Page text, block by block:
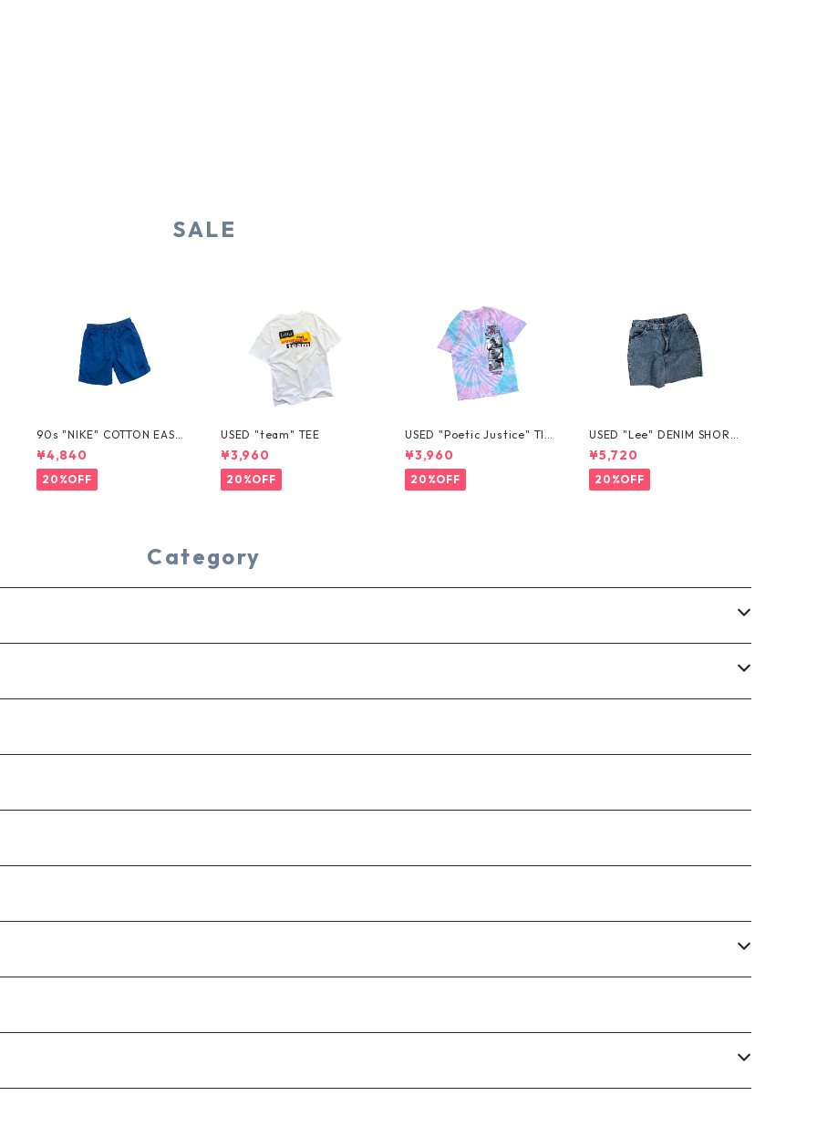
SALE
90s "NIKE" COTTON EASY
SHORTS
¥4,840
20%OFF
USED "team" TEE
¥3,960
20%OFF
USED "Poetic Justice" TIE
-DYE TEE
¥3,960
20%OFF
USED "Lee" DENIM SHORT
S
¥5,720
20%OFF
Category